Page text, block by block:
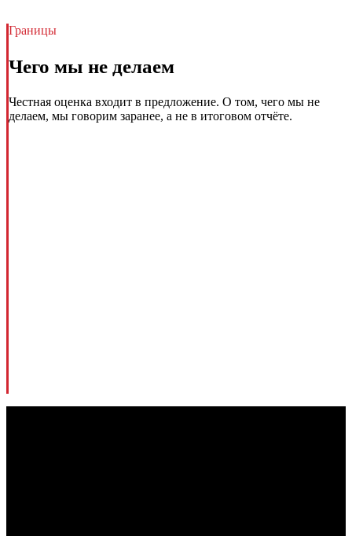
Границы
Чего мы не делаем
Честная оценка входит в предложение. О том, чего мы не
делаем, мы говорим заранее, а не в итоговом отчёте.